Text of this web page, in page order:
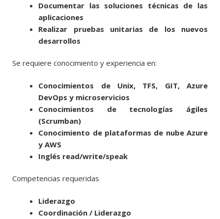
Documentar las soluciones técnicas de las
aplicaciones
Realizar pruebas unitarias de los nuevos
desarrollos
Se requiere conocimiento y experiencia en:
Conocimientos de Unix, TFS, GIT, Azure
DevOps y microservicios
Conocimientos de tecnologías ágiles
(Scrumban)
Conocimiento de plataformas de nube Azure
y AWS
Inglés read/write/speak
Competencias requeridas
Liderazgo
Coordinación / Liderazgo